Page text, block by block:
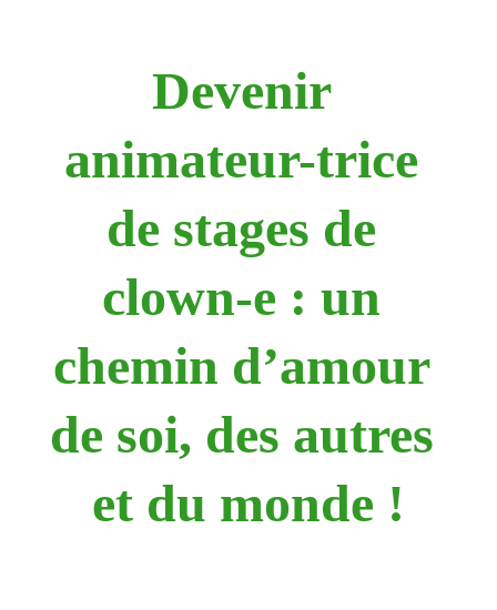
Devenir
animateur-trice
de stages de
clown-e : un
chemin d’amour
de soi, des autres
et du monde !